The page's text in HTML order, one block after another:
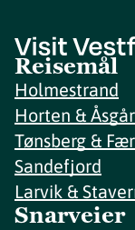
Reisemål
Holmestrand
Horten &
Tønsberg &
Sandefjord
Larvik &
Snarveier